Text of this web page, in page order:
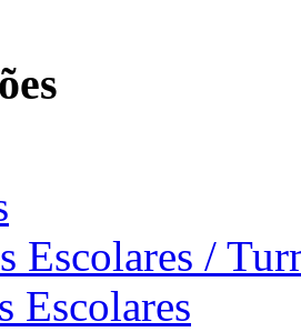
Escolares /
Escolares